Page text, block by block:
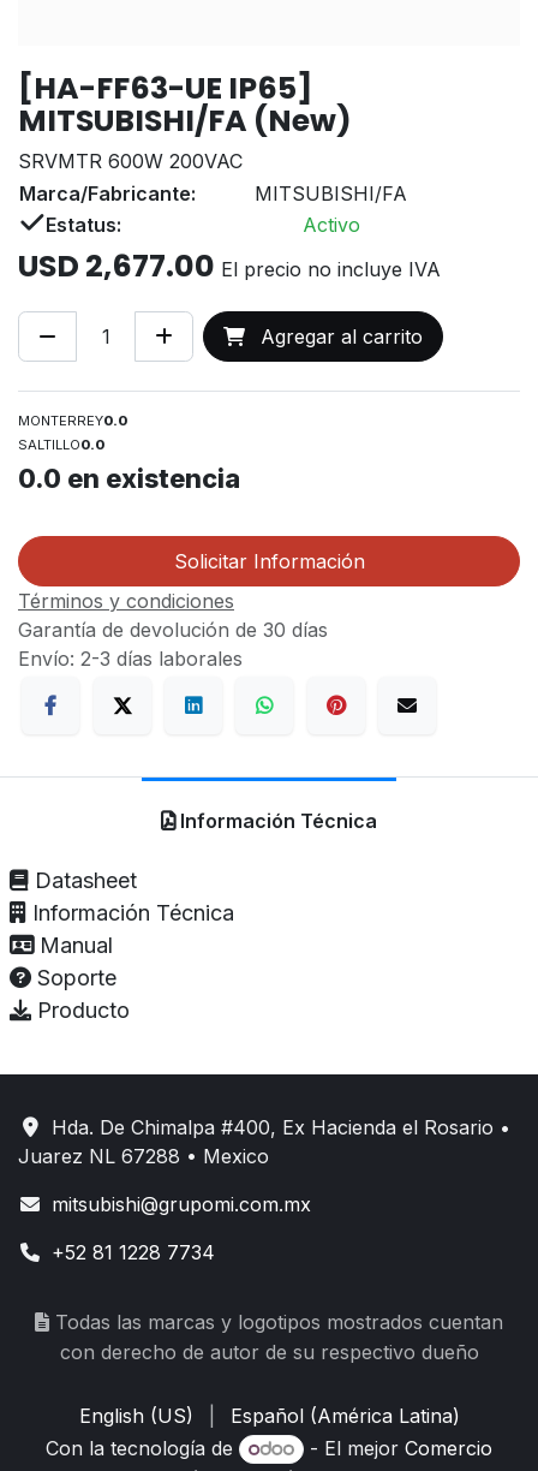
[HA-FF63-UE IP65]
MITSUBISHI/FA (New)
SRVMTR 600W 200VAC
Marca/Fabricante:
MITSUBISHI/FA
Estatus:
Activo
USD 2,677.00 El precio no incluye IVA
Agregar al carrito
MONTERREY0.0
SALTILLO0.0
0.0 en existencia
Solicitar Información
Términos y condiciones
Garantía de devolución de 30 días
Envío: 2-3 días laborales
Información Técnica
Datasheet
Información Técnica
Manual
Soporte
Producto
Hda. De Chimalpa #400, Ex Hacienda el Rosario •
Juarez NL 67288 • Mexico
mitsubishi@grupomi.com.mx
+52 81 1228 7734
Todas las marcas y logotipos mostrados cuentan
con derecho de autor de su respectivo dueño
English (US)
Español (América Latina)
Con la tecnología de
- El mejorComercio